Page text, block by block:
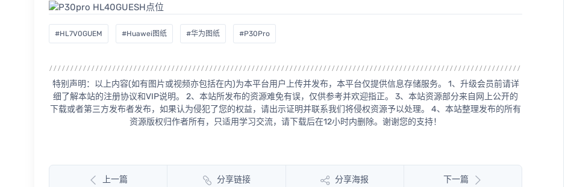
#HL7V0GUEM #Huawei图纸 #华为图纸 #P30Pro
特别声明：以上内容(如有图片或视频亦包括在内)为本平台用户上传并发布，本平台仅提供信息存储服务。 1、升级会员前请详
细了解本站的注册协议和VIP说明。 2、本站所发布的资源难免有误，仅供参考并欢迎指正。 3、本站资源部分来自网上公开的
下载或者第三方发布者发布，如果认为侵犯了您的权益，请出示证明并联系我们将侵权资源予以处理。 4、本站整理发布的所有
资源版权归作者所有，只适用学习交流，请下载后在12小时内删除。谢谢您的支持！
上一篇 分享链接 分享海报 下一篇